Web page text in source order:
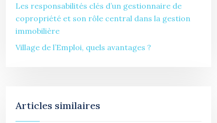
Les responsabilités clés d’un gestionnaire de
copropriété et son rôle central dans la gestion
immobilière
Village de l’Emploi, quels avantages ?
Articles similaires